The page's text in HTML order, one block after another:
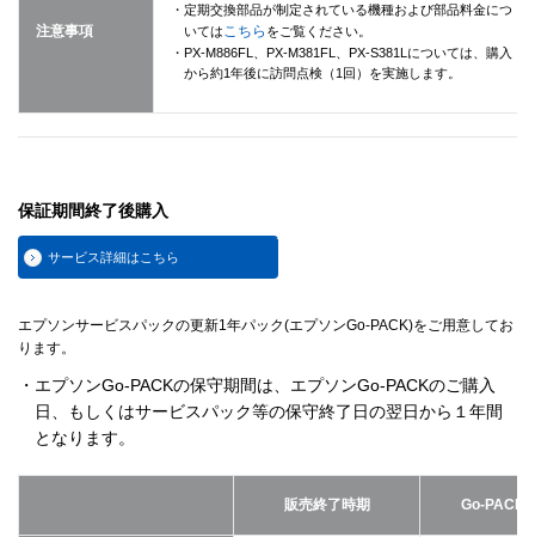
注意事項
・定期交換部品が制定されている機種および部品料金につ
いてはこちら をご覧ください。
・PX-M886FL、PX-M381FL、PX-S381Lについては、購入
から約1年後に訪問点検（1回）を実施します。
保証期間終了後購入
サービス詳細はこちら
エプソンサービスパックの更新1年パック(エプソンGo-PACK)をご用意してお
ります。
・エプソンGo-PACKの保守期間は、エプソンGo-PACKのご購入
日、もしくはサービスパック等の保守終了日の翌日から１年間
となります。
販売終了時期 Go-PACK